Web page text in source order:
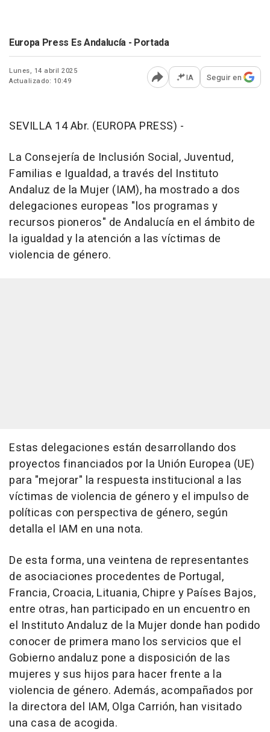
Europa Press Es Andalucía - Portada
Lunes, 14 abril 2025
Actualizado: 10:49
Abrir opciones para
IA Seguir en
SEVILLA 14 Abr. (EUROPA PRESS) -
La Consejería de Inclusión Social, Juventud,
Familias e Igualdad, a través del Instituto
Andaluz de la Mujer (IAM), ha mostrado a dos
delegaciones europeas "los programas y
recursos pioneros" de Andalucía en el ámbito de
la igualdad y la atención a las víctimas de
violencia de género.
Estas delegaciones están desarrollando dos
proyectos financiados por la Unión Europea (UE)
para "mejorar" la respuesta institucional a las
víctimas de violencia de género y el impulso de
políticas con perspectiva de género, según
detalla el IAM en una nota.
De esta forma, una veintena de representantes
de asociaciones procedentes de Portugal,
Francia, Croacia, Lituania, Chipre y Países Bajos,
entre otras, han participado en un encuentro en
el Instituto Andaluz de la Mujer donde han podido
conocer de primera mano los servicios que el
Gobierno andaluz pone a disposición de las
mujeres y sus hijos para hacer frente a la
violencia de género. Además, acompañados por
la directora del IAM, Olga Carrión, han visitado
una casa de acogida.